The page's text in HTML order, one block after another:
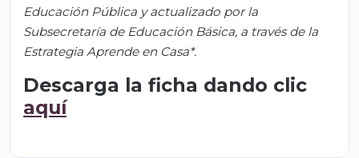
Educación Pública y actualizado por la
Subsecretaría de Educación Básica, a través de la
Estrategia Aprende en Casa*.
Descarga la ficha dando clic
aquí